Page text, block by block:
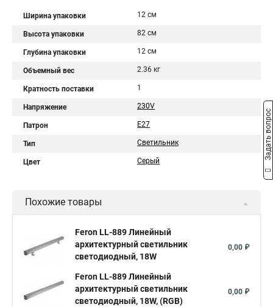
Ширина упаковки 12 см
Высота упаковки 82 см
Глубина упаковки 12 см
Объемный вес 2.36 кг
Кратность поставки 1
Напряжение 230V
Патрон E27
Тип Светильник
Цвет Серый
Похожие товары
Feron LL-889 Линейный
архитектурный светильник
светодиодный, 18W
0,00 ₽
Feron LL-889 Линейный
архитектурный светильник
светодиодный, 18W, (RGB)
0,00 ₽
Задать вопрос